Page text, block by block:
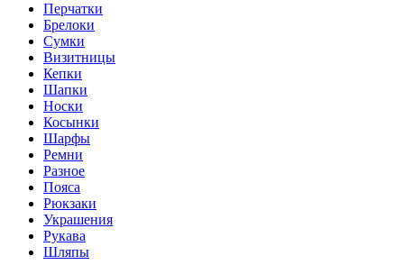
Перчатки
Брелоки
Сумки
Визитницы
Кепки
Шапки
Носки
Косынки
Шарфы
Ремни
Разное
Пояса
Рюкзаки
Украшения
Рукава
Шляпы